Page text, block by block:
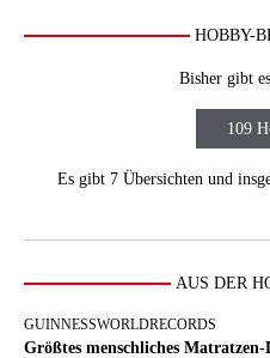
HOBBY-
Bisher gibt
109
Es gibt 7 Übersichten und
AUS DER
GUINNESSWORLDRECORDS
Größtes menschliches